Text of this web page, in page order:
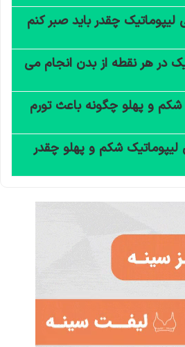
چقدر باید صبر کنم
در هر نقطه از بدن انجام می
و پهلو چگونه باعث تورم
لیپوماتیک شکم و پهلو چقدر